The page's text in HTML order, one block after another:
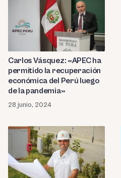
Carlos Vásquez: «APEC ha
permitido la recuperación
económica del Perú luego
de la pandemia»
28 junio, 2024